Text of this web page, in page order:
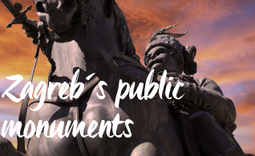
Zagreb´s public
monuments